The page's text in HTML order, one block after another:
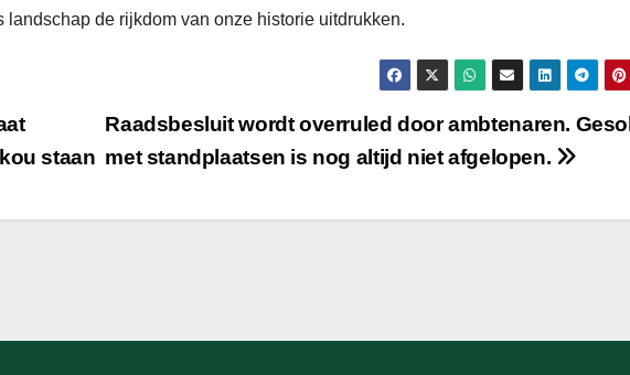
landschap de rijkdom van onze historie uitdrukken.
Raadsbesluit wordt overruled door ambtenaren.
met standplaatsen is nog altijd niet afgelopen.
staan